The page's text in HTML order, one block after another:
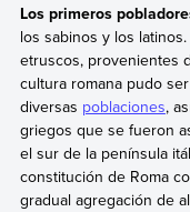
Los primeros
los sabinos y los
etruscos, provenientes
cultura romana pudo
diversas poblaciones,
griegos que se fueron
el sur de la península
constitución de Roma
gradual agregación de